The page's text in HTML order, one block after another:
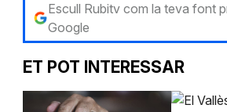
Escull Rubitv com la teva font
Google
ET POT INTERESSAR